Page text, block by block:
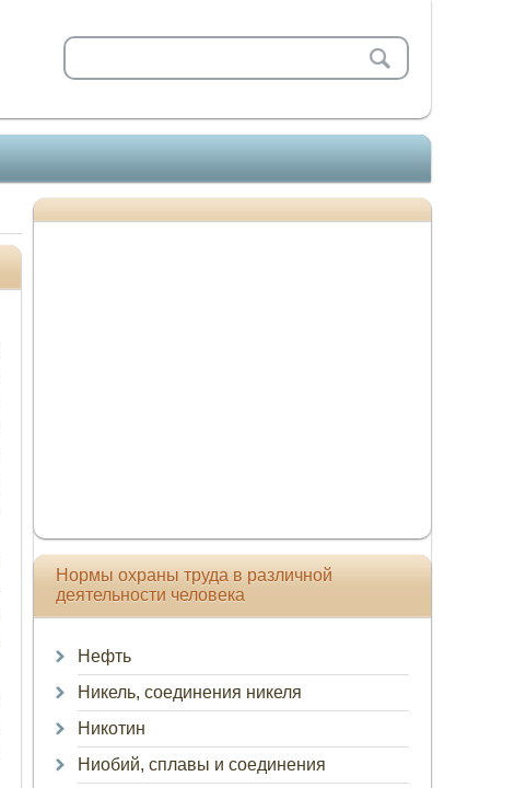
Нормы охраны труда в различной
деятельности человека
Нефть
Никель, соединения никеля
Никотин
Ниобий, сплавы и соединения